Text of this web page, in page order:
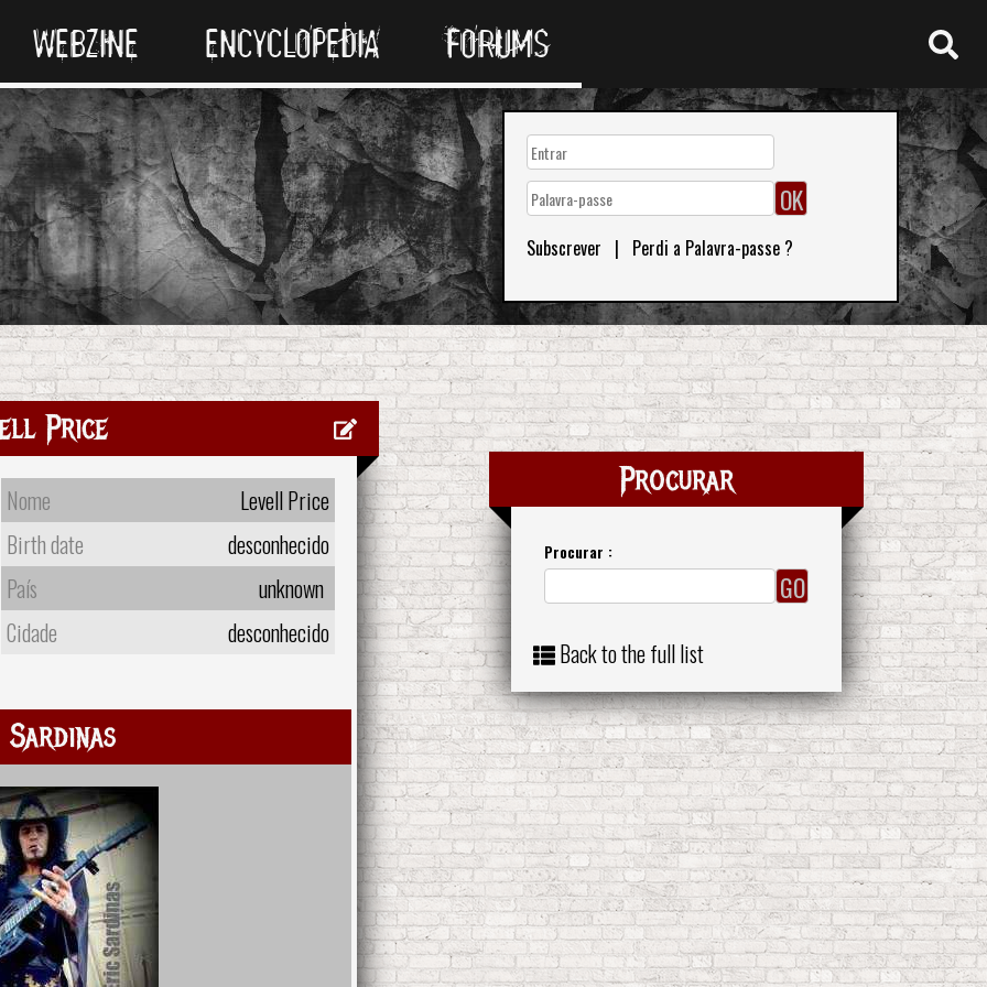
WEBZINE ENCYCLOPEDIA FORUMS
Subscrever | Perdi a Palavra-passe ?
Price
Nome
Levell Price
Birth date
desconhecido
País
unknown
Cidade
desconhecido
Procurar
Procurar :
Back to the full list